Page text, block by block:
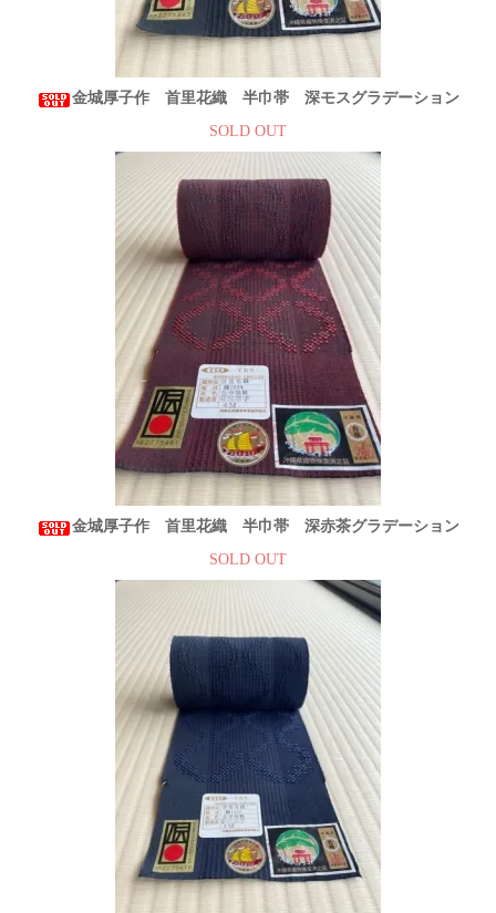
金城厚子作 首里花織 半巾帯 深モスグラデーション
SOLD OUT
金城厚子作 首里花織 半巾帯 深赤茶グラデーション
SOLD OUT